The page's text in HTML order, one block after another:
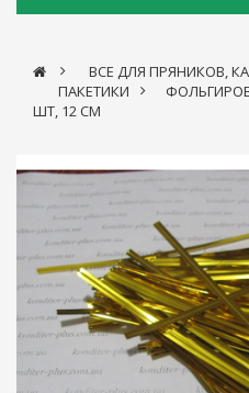
>
ВСЕ ДЛЯ ПРЯНИКОВ,
ПАКЕТИКИ >
ШТ, 12 СМ